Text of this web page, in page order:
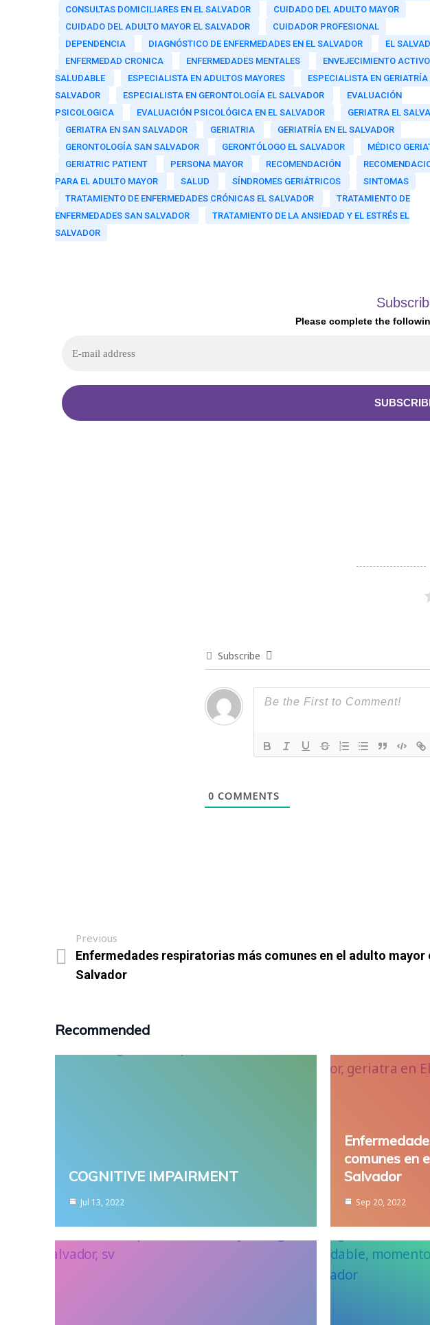
CONSULTAS DOMICILIARES EN EL SALVADOR
CUIDADO DEL ADULTO MAYOR
CUIDADO DEL ADULTO MAYOR EL SALVADOR
CUIDADOR PROFESIONAL
DEPENDENCIA
DIAGNÓSTICO DE ENFERMEDADES EN EL SALVADOR
EL
ENFERMEDAD CRONICA
ENFERMEDADES MENTALES
ENVEJECIMIENTO
SALUDABLE
ESPECIALISTA EN ADULTOS MAYORES
ESPECIALISTA EN GERIATRÍA
SALVADOR
ESPECIALISTA EN GERONTOLOGÍA EL SALVADOR
EVALUACIÓN
PSICOLOGICA
EVALUACIÓN PSICOLÓGICA EN EL SALVADOR
GERIATRA EL
GERIATRA EN SAN SALVADOR
GERIATRIA
GERIATRÍA EN EL SALVADOR
GERONTOLOGÍA SAN SALVADOR
GERONTÓLOGO EL SALVADOR
MÉDICO
GERIATRIC PATIENT
PERSONA MAYOR RECOMENDACIÓN
PARA EL ADULTO MAYOR
SALUD SÍNDROMES GERIÁTRICOS
SINTOMAS
TRATAMIENTO DE ENFERMEDADES CRÓNICAS EL SALVADOR
TRATAMIENTO DE
ENFERMEDADES SAN SALVADOR
TRATAMIENTO DE LA ANSIEDAD Y EL ESTRÉS EL
SALVADOR
Please complete the
Subscribe
0 COMMENTS
Previous
Enfermedades respiratorias más comunes en el adulto mayor
Salvador
Recommended
COGNITIVE IMPAIRMENT
Jul 13, 2022
comunes en
Salvador
Sep 20, 2022